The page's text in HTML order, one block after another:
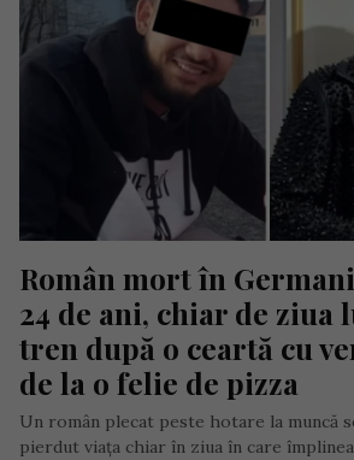
Român mort în
24 de ani, chiar de ziua
tren după o ceartă cu
de la o felie de pizza
Un român plecat peste hotare la muncă
pierdut viața chiar în ziua în care